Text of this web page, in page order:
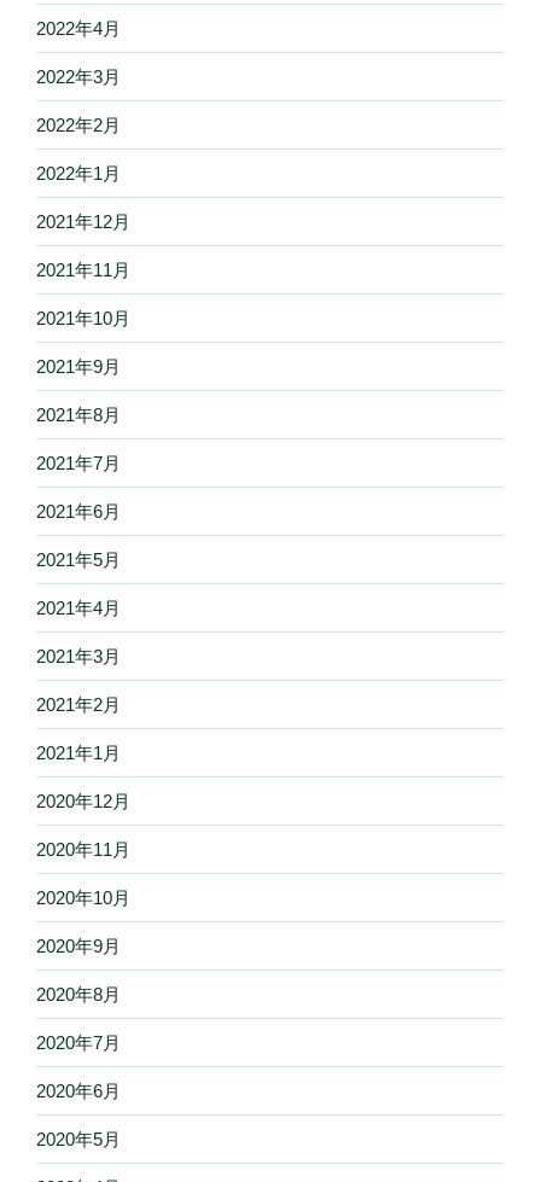
2022年4月
2022年3月
2022年2月
2022年1月
2021年12月
2021年11月
2021年10月
2021年9月
2021年8月
2021年7月
2021年6月
2021年5月
2021年4月
2021年3月
2021年2月
2021年1月
2020年12月
2020年11月
2020年10月
2020年9月
2020年8月
2020年7月
2020年6月
2020年5月